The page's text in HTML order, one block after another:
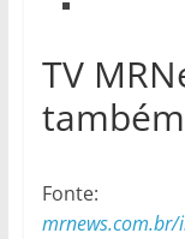
TV
Fonte: